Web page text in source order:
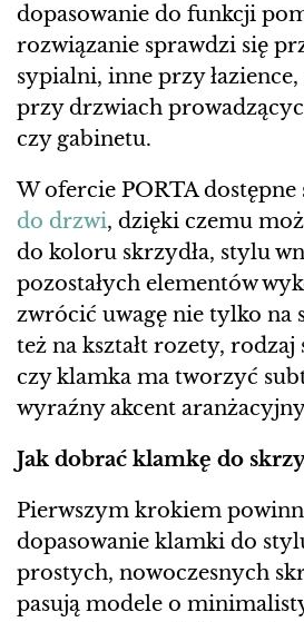
dopasowanie do funkcji
rozwiązanie sprawdzi się
sypialni, inne przy łazience,
przy drzwiach
czy gabinetu.
W ofercie PORTA dostępne
do drzwi, dzięki czemu
do koloru skrzydła, stylu
pozostałych elementów
zwrócić uwagę nie tylko na
też na kształt rozety,
czy klamka ma tworzyć
wyraźny akcent
Jak dobrać klamkę do
Pierwszym krokiem
dopasowanie klamki do
prostych, nowoczesnych
pasują modele o